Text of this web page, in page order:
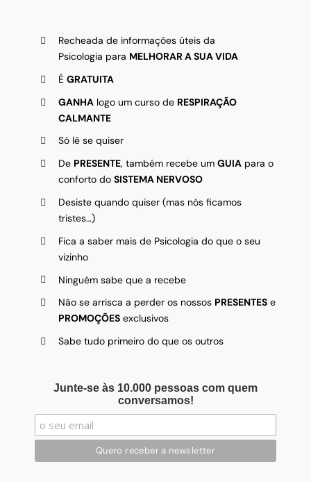
Recheada de informações úteis da
Psicologia para MELHORAR A SUA VIDA
É GRATUITA
GANHAlogo um curso de RESPIRAÇÃO
CALMANTE
Só lê se quiser
De PRESENTE, também recebe um GUIApara o
conforto do SISTEMA NERVOSO
Desiste quando quiser (mas nós ficamos
tristes…)
Fica a saber mais de Psicologia do que o seu
vizinho
Ninguém sabe que a recebe
Não se arrisca a perder os nossos PRESENTESe
PROMOÇÕESexclusivos
Sabe tudo primeiro do que os outros
Junte-se às 10.000 pessoas com quem
conversamos!